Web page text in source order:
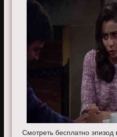
Смотреть бесплатно эпизод